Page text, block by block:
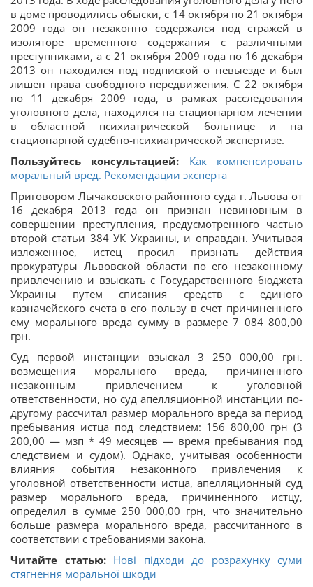
в доме проводились обыски, с 14 октября по 21 октября
2009 года он незаконно содержался под стражей в
изоляторе временного содержания с различными
преступниками, а с 21 октября 2009 года по 16 декабря
2013 он находился под подпиской о невыезде и был
лишен права свободного передвижения. С 22 октября
по 11 декабря 2009 года, в рамках расследования
уголовного дела, находился на стационарном лечении
в областной психиатрической больнице и на
стационарной судебно-психиатрической экспертизе.
Пользуйтесь консультацией: Как компенсировать
моральный вред. Рекомендации эксперта
Приговором Лычаковского районного суда г. Львова от
16 декабря 2013 года он признан невиновным в
совершении преступления, предусмотренного частью
второй статьи 384 УК Украины, и оправдан. Учитывая
изложенное, истец просил признать действия
прокуратуры Львовской области по его незаконному
привлечению и взыскать с Государственного бюджета
Украины путем списания средств с единого
казначейского счета в его пользу в счет причиненного
ему морального вреда сумму в размере 7 084 800,00
грн.
Суд первой инстанции взыскал 3 250 000,00 грн.
возмещения морального вреда, причиненного
незаконным привлечением к уголовной
ответственности, но суд апелляционной инстанции по-
другому рассчитал размер морального вреда за период
пребывания истца под следствием: 156 800,00 грн (3
200,00 — мзп * 49 месяцев — время пребывания под
следствием и судом). Однако, учитывая особенности
влияния события незаконного привлечения к
уголовной ответственности истца, апелляционный суд
размер морального вреда, причиненного истцу,
определил в сумме 250 000,00 грн, что значительно
больше размера морального вреда, рассчитанного в
соответствии с требованиями закона.
Читайте статью: Нові підходи до розрахунку суми
стягнення моральної шкоди